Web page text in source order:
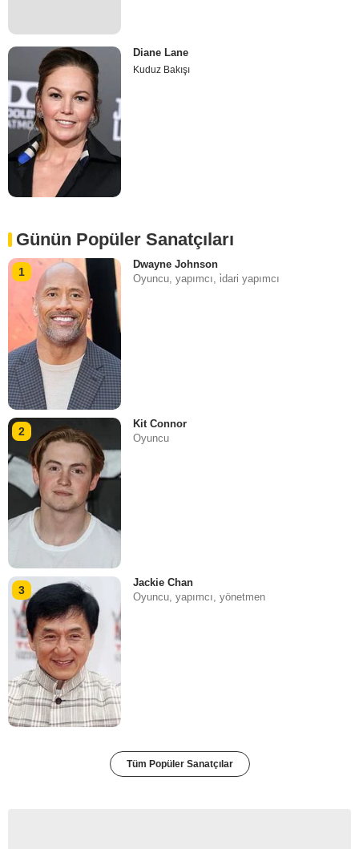
Diane Lane
Kuduz Bakışı
Günün Popüler Sanatçıları
1
Dwayne Johnson
Oyuncu, yapımcı, i̇dari yapımcı
2
Kit Connor
Oyuncu
3
Jackie Chan
Oyuncu, yapımcı, yönetmen
Tüm Popüler Sanatçılar